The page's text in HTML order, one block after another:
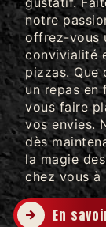
notre
offrez-vous
convivialité
pizzas. Que
un repas en
vous faire
vos envies.
dès
la magie
chez vous à
En